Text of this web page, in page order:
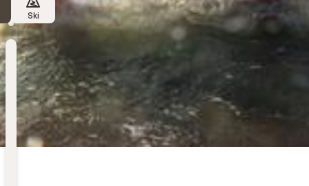
Ski
Destination
Choisissez une destination
Date
départ
Date de départ